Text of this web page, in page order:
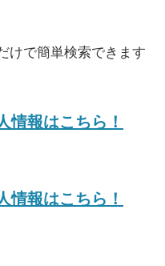
けで簡単検索できます
情報はこちら！
情報はこちら！